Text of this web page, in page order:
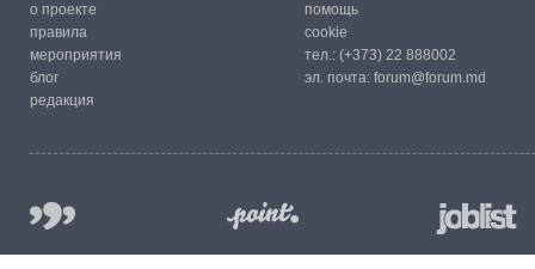
о проекте
правила
мероприятия
блог
редакция
помощь
cookie
тел.: (+373) 22 888002
эл. почта: forum@forum.md